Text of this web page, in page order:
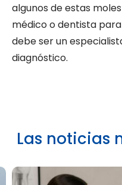
algunos de estas
médico o dentista
debe ser un
diagnóstico.
Las noticias